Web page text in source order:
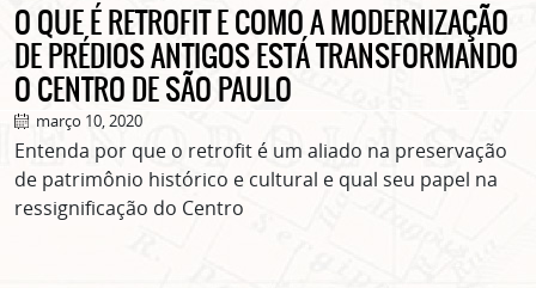
O QUE É RETROFIT E COMO A MODERNIZAÇÃO
DE PRÉDIOS ANTIGOS ESTÁ TRANSFORMANDO
O CENTRO DE SÃO PAULO
março 10, 2020
Entenda por que o retrofit é um aliado na preservação
de patrimônio histórico e cultural e qual seu papel na
ressignificação do Centro